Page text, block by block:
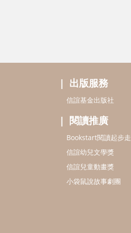
出版服務
信誼基金出版社
閱讀推廣
Bookstart閱讀起步走
信誼幼兒文學獎
信誼兒童動畫獎
小袋鼠說故事劇團